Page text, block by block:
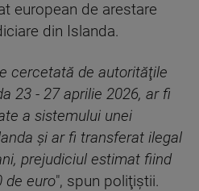
european de arestare
din Islanda.
cercetată de autorităţile
23 - 27 aprilie 2026, ar fi
a sistemului unei
şi ar fi transferat ilegal
prejudiciul estimat fiind
de euro", spun poliţiştii.